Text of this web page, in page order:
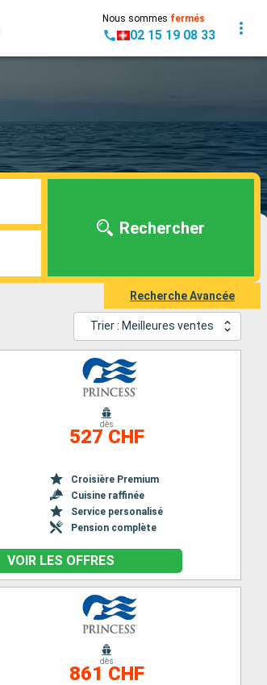
Nous sommes fermés
02 15 19 08 33
Rechercher
Recherche Avancée
Trier : Meilleures ventes
dès
527 CHF
Croisière Premium
Cuisine raffinée
Service personalisé
Pension complète
VOIR LES OFFRES
dès
861 CHF